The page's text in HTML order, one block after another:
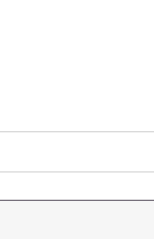
る商品は、ご利用いた
ており、転売等は固く
は、サービス利用を停